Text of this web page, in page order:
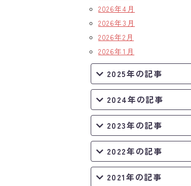
2026年4月
2026年3月
2026年2月
2026年1月
2025年の記事
2024年の記事
2023年の記事
2022年の記事
2021年の記事